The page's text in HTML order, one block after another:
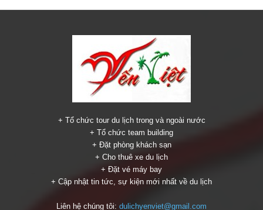
+ Tổ chức tour du lịch trong và ngoài nước
+ Tổ chức team building
+ Đặt phòng khách sạn
+ Cho thuê xe du lịch
+ Đặt vé máy bay
+ Cập nhật tin tức, sự kiện mới nhất về du lịch
Liên hệ chúng tôi: dulichyenviet@gmail.com